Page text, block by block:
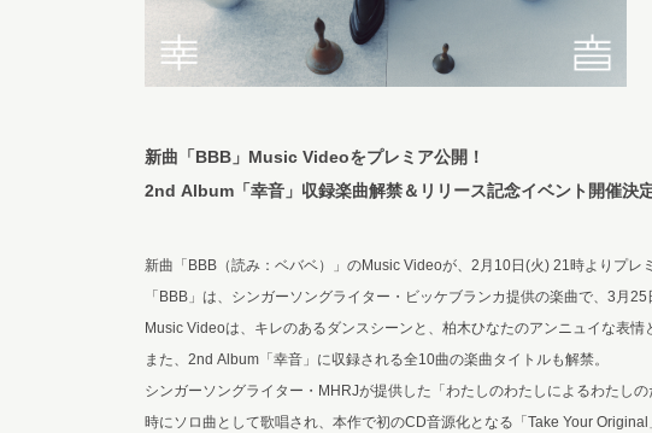
新曲「BBB」Music Videoをプレミア公開！
2nd Album「幸音」収録楽曲解禁＆リリース記念イベント開催決
新曲「BBB（読み：ベバベ）」のMusic Videoが、2月10日(火) 21時よりプレ
「BBB」は、シンガーソングライター・ビッケブランカ提供の楽曲で、3月
Music Videoは、キレのあるダンスシーンと、柏木ひなたのアンニュイな表情
また、2nd Album「幸音」に収録される全10曲の楽曲タイトルも解禁。
シンガーソングライター・MHRJが提供した「わたしのわたしによるわたし
時にソロ曲として歌唱され、本作で初のCD音源化となる「Take Your Original